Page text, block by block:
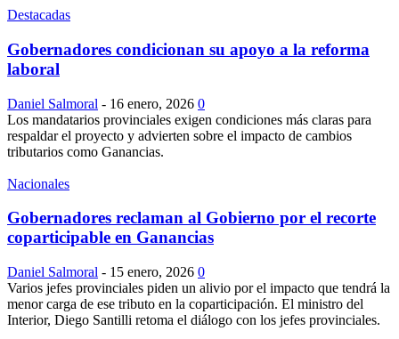
Destacadas
Gobernadores condicionan su apoyo a la reforma
laboral
Daniel Salmoral - 16 enero, 2026 0
Los mandatarios provinciales exigen condiciones más claras para
respaldar el proyecto y advierten sobre el impacto de cambios
tributarios como Ganancias.
Nacionales
Gobernadores reclaman al Gobierno por el recorte
coparticipable en Ganancias
Daniel Salmoral - 15 enero, 2026 0
Varios jefes provinciales piden un alivio por el impacto que tendrá la
menor carga de ese tributo en la coparticipación. El ministro del
Interior, Diego Santilli retoma el diálogo con los jefes provinciales.